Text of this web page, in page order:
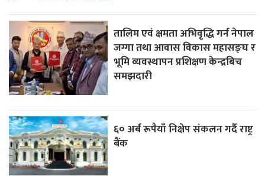
तालिम एवं क्षमता अभिवृद्धि गर्न नेपाल
जग्गा तथा आवास विकास महासङ्घ र
भूमि व्यवस्थापन प्रशिक्षण केन्द्रबिच
समझदारी
६० अर्ब रूपैयाँ निक्षेप संकलन गर्दै राष्ट्र
बैंक